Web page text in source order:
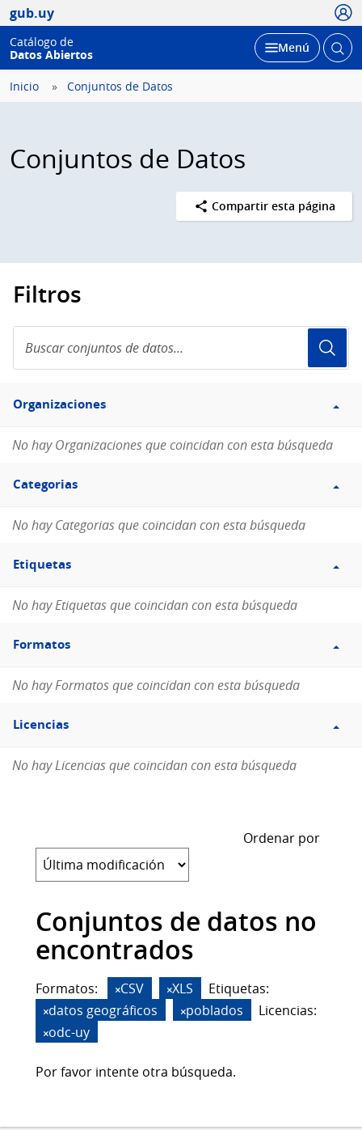
gub.uy
Catálogo de
Datos Abiertos
Desplegar
Menú Abrir
Inicio Conjuntos de Datos
Conjuntos de Datos
Compartir esta página
Filtros
conjuntos
de
Filtro
Organizaciones
Organizaciones
No hay Organizaciones que coincidan con esta búsqueda
Filtro
Categorias
Categorias
No hay Categorias que coincidan con esta búsqueda
Filtro
Etiquetas
Etiquetas
No hay Etiquetas que coincidan con esta búsqueda
Filtro
Formatos
Formatos
No hay Formatos que coincidan con esta búsqueda
Filtro
Licencias
Licencias
No hay Licencias que coincidan con esta búsqueda
Ordenar por
Conjuntos de datos no
encontrados
Formatos: CSV XLS
Etiquetas:
datos geográficos
poblados
Licencias:
odc-uy
Por favor intente otra búsqueda.